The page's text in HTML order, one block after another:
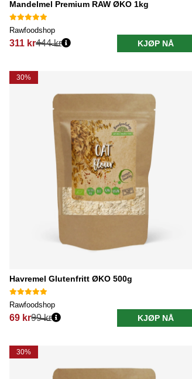
Mandelmel Premium RAW ØKO 1kg
Rawfoodshop
311 kr
Vanlig pris:
444 kr KJØP NÅ
30%
Havremel Glutenfritt ØKO 500g
Rawfoodshop
69 kr
Vanlig pris:
99 kr KJØP NÅ
30%